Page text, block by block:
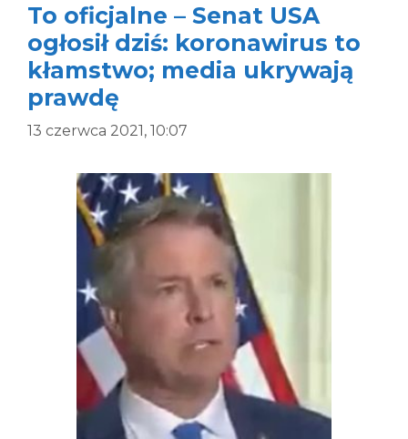
To oficjalne – Senat USA
ogłosił dziś: koronawirus to
kłamstwo; media ukrywają
prawdę
13 czerwca 2021, 10:07